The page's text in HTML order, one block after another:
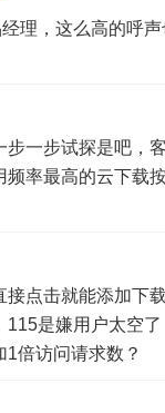
理，这么高的呼
步一步试探是吧，
频率最高的云下载
接点击就能添加下
115是嫌用户太空
倍访问请求数？